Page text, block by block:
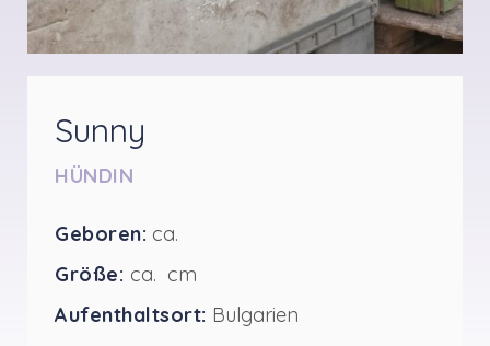
Sunny
HÜNDIN
Geboren: ca.
Größe: ca. cm
Aufenthaltsort: Bulgarien